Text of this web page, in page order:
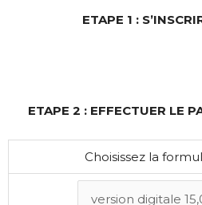
ETAPE 1 :
ETAPE 2 : EFFECTUER LE
Choisissez la